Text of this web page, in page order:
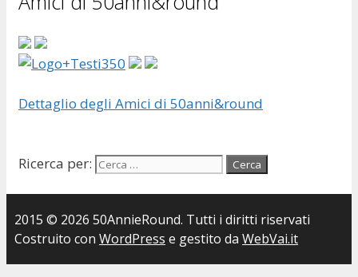
Dettaglio degli Amici di 50anni&round
Ricerca per:
2015 © 2026 50AnnieRound. Tutti i diritti riservati
Costruito con WordPress e gestito da WebVai.it